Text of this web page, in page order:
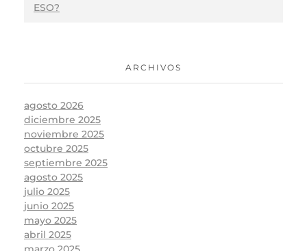
ESO?
ARCHIVOS
agosto 2026
diciembre 2025
noviembre 2025
octubre 2025
septiembre 2025
agosto 2025
julio 2025
junio 2025
mayo 2025
abril 2025